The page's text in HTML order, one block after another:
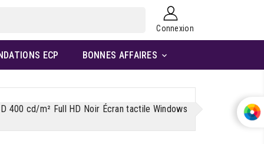
Connexion
ECP BONNES AFFAIRES 
400 cd/m² Full HD Noir Écran tactile Windows